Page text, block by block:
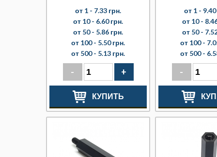
от 1 - 7.33 грн.
от 10 - 6.60 грн.
от 50 - 5.86 грн.
от 100 - 5.50 грн.
от 500 - 5.13 грн.
- +
КУПИТЬ
от 1 -
от 10 -
от 50 -
от 100 -
от 500 -
-